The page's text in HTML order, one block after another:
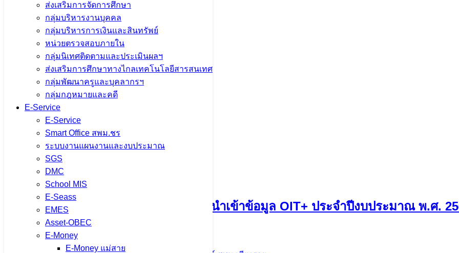
ส่งเสริมการจัดการศึกษา
กลุ่มบริหารงานบุคคล
กลุ่มบริหารการเงินและสินทรัพย์
หน่วยตรวจสอบภายใน
กลุ่มนิเทศติดตามและประเมินผลฯ
ส่งเสริมการศึกษาทางไกลเทคโนโลยีสารสนเทศ
กลุ่มพัฒนาครูและบุคลากรฯ
กลุ่มกฎหมายและคดี
E-Service
E-Service
Smart Office สพม.ชร
ระบบงานแผนงานและงบประมาณ
SGS
DMC
School MIS
E-Seass
EMES
Asset-OBEC
E-Money
E-Money แม่สาย